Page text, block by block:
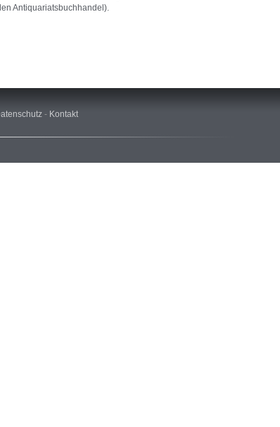
Antiquariatsbuchhandel).
- Kontakt